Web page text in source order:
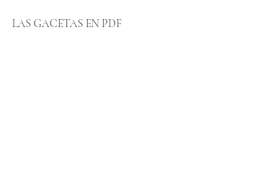
LAS GACETAS EN PDF